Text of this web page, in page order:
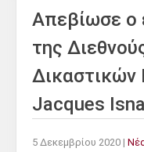
Απεβίωσε ο
της
Δικαστικών
Jacques
5 Δεκεμβρίου 2020 |